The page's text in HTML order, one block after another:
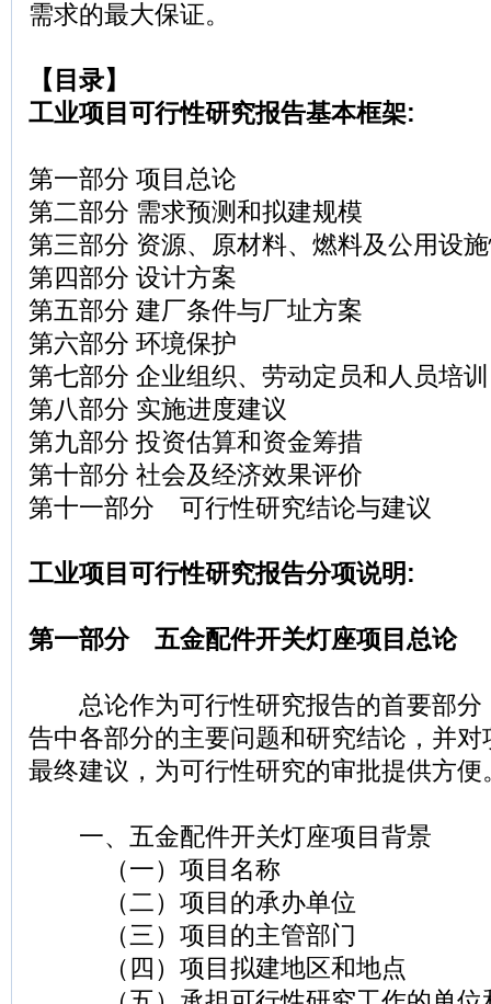
需求的最大保证。
【目录】
工业项目可行性研究报告基本框架:
第一部分 项目总论
第二部分 需求预测和拟建规模
第三部分 资源、原材料、燃料及公用设
第四部分 设计方案
第五部分 建厂条件与厂址方案
第六部分 环境保护
第七部分 企业组织、劳动定员和人员培
第八部分 实施进度建议
第九部分 投资估算和资金筹措
第十部分 社会及经济效果评价
第十一部分 可行性研究结论与建议
工业项目可行性研究报告分项说明:
第一部分 五金配件开关灯座项目总论
总论作为可行性研究报告的首要部分
告中各部分的主要问题和研究结论，并
最终建议，为可行性研究的审批提供方便
一、五金配件开关灯座项目背景
（一）项目名称
（二）项目的承办单位
（三）项目的主管部门
（四）项目拟建地区和地点